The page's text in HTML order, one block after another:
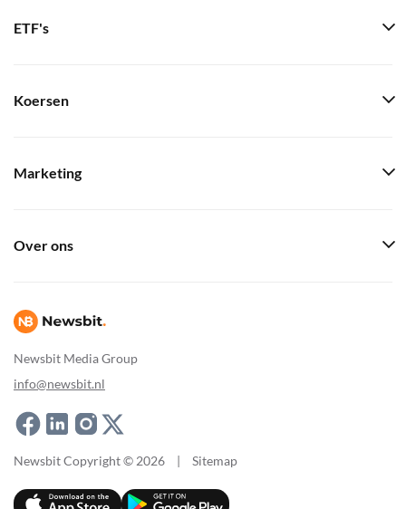
Newsbit Media Group
info@newsbit.nl
ETF's
Koersen
Marketing
Over ons
Newsbit Copyright © 2026 | Sitemap